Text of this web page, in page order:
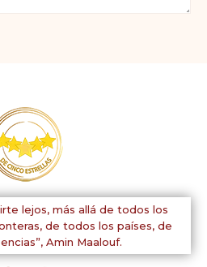
lejos, más allá de todos los
de todos los países, de
Amin Maalouf.